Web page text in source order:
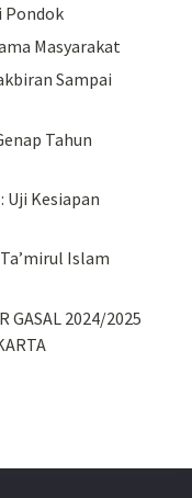
Pondok
Masyarakat
Sampai
Tahun
Uji Kesiapan
Islam
GASAL 2024/2025